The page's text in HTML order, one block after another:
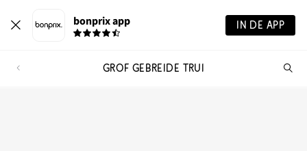
bonprix app IN DE APP
GROF GEBREIDE TRUI